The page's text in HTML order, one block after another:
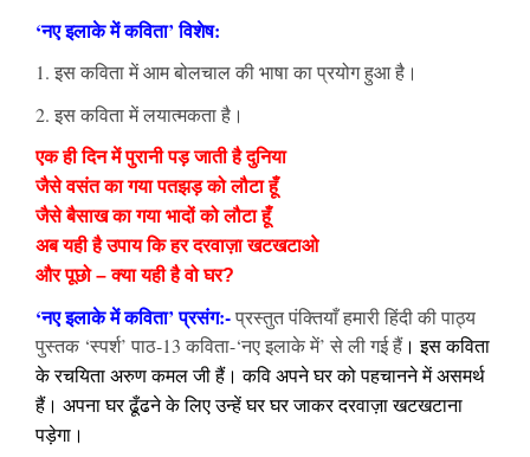
‘नए इलाके में कविता’ विशेष:
1. इस कविता में आम बोलचाल की भाषा का प्रयोग हुआ है।
2. इस कविता में लयात्मकता है।
एक ही दिन में पुरानी पड़ जाती है दुनिया
जैसे वसंत का गया पतझड़ को लौटा हूँ
जैसे बैसाख का गया भादों को लौटा हूँ
अब यही है उपाय कि हर दरवाज़ा खटखटाओ
और पूछो – क्या यही है वो घर?
‘नए इलाके में कविता’ प्रसंग:-प्रस्तुत पंक्तियाँ हमारी हिंदी की पाठ्य
पुस्तक ‘स्पर्श’ पाठ-13 कविता-‘नए इलाके में’ से ली गई हैं । इस कविता
के रचयिता अरुण कमल जी हैं। कवि अपने घर को पहचानने में असमर्थ
हैं। अपना घर ढूँढने के लिए उन्हें घर घर जाकर दरवाज़ा खटखटाना
पड़ेगा।